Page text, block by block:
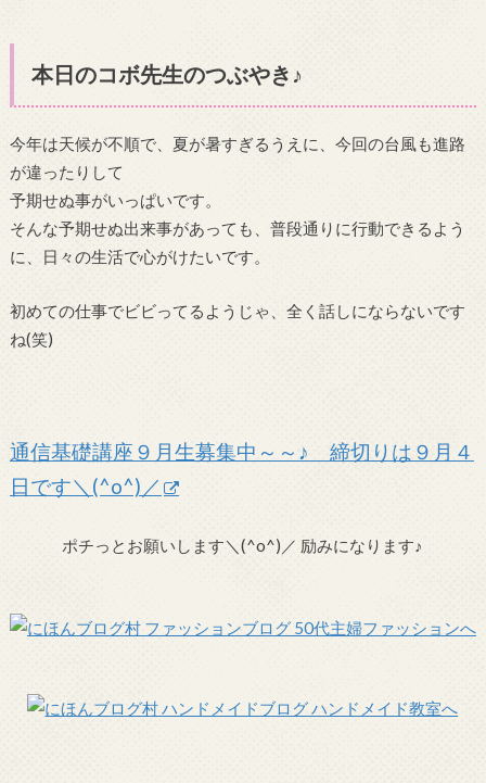
本日のコボ先生のつぶやき♪
今年は天候が不順で、夏が暑すぎるうえに、今回の台風も進路
が違ったりして
予期せぬ事がいっぱいです。
そんな予期せぬ出来事があっても、普段通りに行動できるよう
に、日々の生活で心がけたいです。
初めての仕事でビビってるようじゃ、全く話しにならないです
ね(笑)
通信基礎講座９月生募集中～～♪ 締切りは９月４
日です＼(^o^)／
ポチっとお願いします＼(^o^)／ 励みになります♪